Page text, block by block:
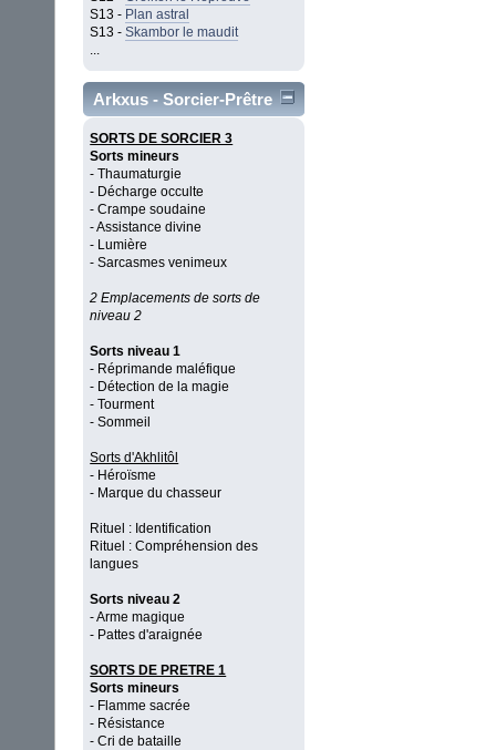
S13 - Plan astral
S13 -Skambor le maudit
...
Arkxus - Sorcier-Prêtre
SORTS DE SORCIER 3
Sorts mineurs
- Thaumaturgie
- Décharge occulte
- Crampe soudaine
- Assistance divine
- Lumière
- Sarcasmes venimeux
2 Emplacements de sorts de
niveau 2
Sorts niveau 1
- Réprimande maléfique
- Détection de la magie
- Tourment
- Sommeil
Sorts d'Akhlitôl
- Héroïsme
- Marque du chasseur
Rituel : Identification
Rituel : Compréhension des
langues
Sorts niveau 2
- Arme magique
- Pattes d'araignée
SORTS DE PRETRE 1
Sorts mineurs
- Flamme sacrée
- Résistance
- Cri de bataille